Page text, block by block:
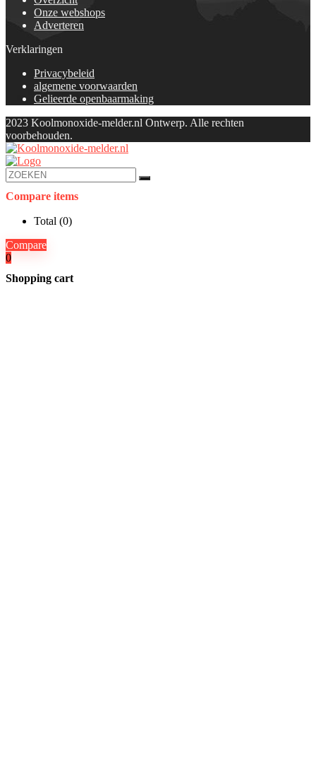
Onze webshops
Adverteren
Verklaringen
Privacybeleid
algemene voorwaarden
Gelieerde openbaarmaking
2023 Koolmonoxide-melder.nl Ontwerp. Alle rechten
voorbehouden.
Compare items
Total (0)
Compare
0
Shopping cart